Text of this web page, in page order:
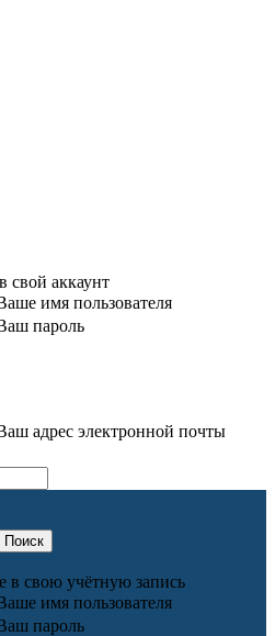
свой аккаунт
имя пользователя
пароль
адрес электронной почты
в свою учётную запись
имя пользователя
пароль